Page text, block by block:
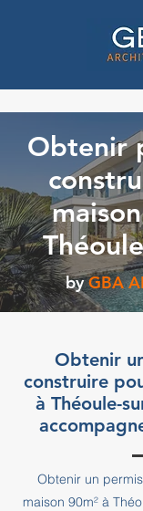
Obtenir
by GBA
Obtenir
construire
à Théoule-
Obtenir un
maison 90m² à